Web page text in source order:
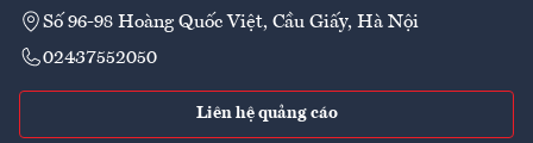
Số 96-98 Hoàng Quốc Việt, Cầu Giấy, Hà Nội
02437552050
Liên hệ quảng cáo